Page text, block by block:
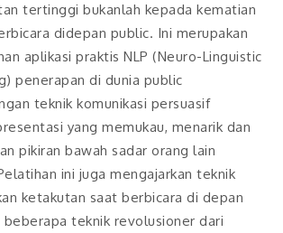
tertinggi bukanlah kepada kematian
didepan public. Ini merupakan
aplikasi praktis NLP (Neuro-Linguistic
penerapan di dunia public
teknik komunikasi persuasif
yang memukau, menarik dan
pikiran bawah sadar orang lain
ini juga mengajarkan teknik
ketakutan saat berbicara di depan
beberapa teknik revolusioner dari